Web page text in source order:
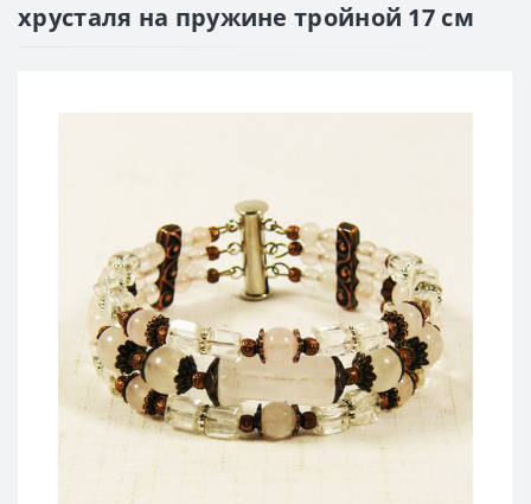
хрусталя на пружине тройной 17 см